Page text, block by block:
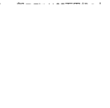
一部モデルは25万円超の大